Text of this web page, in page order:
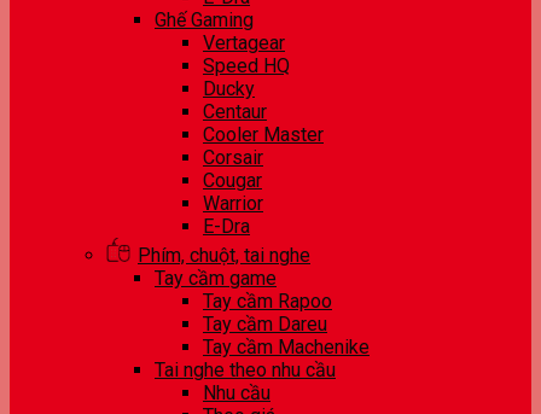
Ghế Gaming
Vertagear
Speed HQ
Ducky
Centaur
Cooler Master
Corsair
Cougar
Warrior
E-Dra
Phím, chuột, tai nghe
Tay cầm game
Tay cầm Rapoo
Tay cầm Dareu
Tay cầm Machenike
Tai nghe theo nhu cầu
Nhu cầu